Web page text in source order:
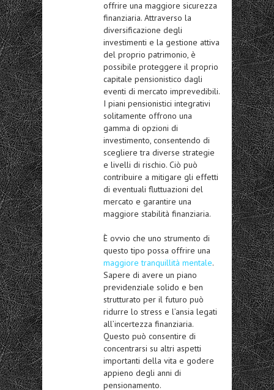
offrire una maggiore sicurezza
finanziaria. Attraverso la
diversificazione degli
investimenti e la gestione attiva
del proprio patrimonio, è
possibile proteggere il proprio
capitale pensionistico dagli
eventi di mercato imprevedibili.
I piani pensionistici integrativi
solitamente offrono una
gamma di opzioni di
investimento, consentendo di
scegliere tra diverse strategie
e livelli di rischio. Ciò può
contribuire a mitigare gli effetti
di eventuali fluttuazioni del
mercato e garantire una
maggiore stabilità finanziaria.
È ovvio che uno strumento di
questo tipo possa offrire una
maggiore tranquillità mentale.
Sapere di avere un piano
previdenziale solido e ben
strutturato per il futuro può
ridurre lo stress e l’ansia legati
all’incertezza finanziaria.
Questo può consentire di
concentrarsi su altri aspetti
importanti della vita e godere
appieno degli anni di
pensionamento.